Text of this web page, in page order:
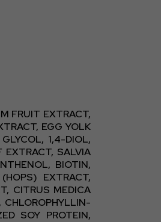
FRUIT EXTRACT,
EGG YOLK
1,4-DIOL,
EXTRACT, SALVIA
BIOTIN,
EXTRACT,
CITRUS MEDICA
SOY PROTEIN,